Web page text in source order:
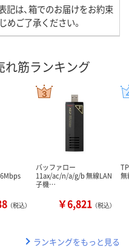
記は、箱でのお届けをお約束
めご了承ください。
れ筋ランキング
（税込）
バッファロー
11ax/ac/n/a/g/b 無線LAN
子機…
￥6,821 （税込）
ランキングをもっと見る